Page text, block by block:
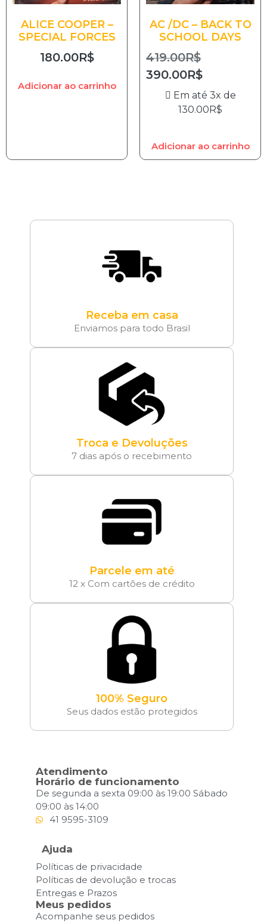
ALICE COOPER –
SPECIAL FORCES
180.00R$
Adicionar ao carrinho
AC /DC – BACK TO
SCHOOL DAYS
419.00R$
390.00R$
Em até 3x de
130.00R$
Adicionar ao carrinho
Receba em casa
Enviamos para todo Brasil
Troca e Devoluções
7 dias após o recebimento
Parcele em até
12 x Com cartões de crédito
100% Seguro
Seus dados estão protegidos
Atendimento
Horário de funcionamento
De segunda a sexta 09:00 às 19:00 Sábado
09:00 às 14:00
41 9595-3109
Ajuda
Políticas de privacidade
Políticas de devolução e trocas
Entregas e Prazos
Meus pedidos
Acompanhe seus pedidos